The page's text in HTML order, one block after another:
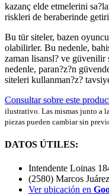
kazanç elde etmelerini
riskleri de beraberinde
Bu tür siteler, bazen
olabilirler. Bu nedenle,
zaman lisansl? ve
nedenle, paran?z?n
siteleri kullanman?z?
Consultar sobre este
ilustrativo. Las mismas junto a
piezas pueden cambiar sin
DATOS ÚTILES:
Intendente Loinas
(2580) Marcos
Ver ubicación en